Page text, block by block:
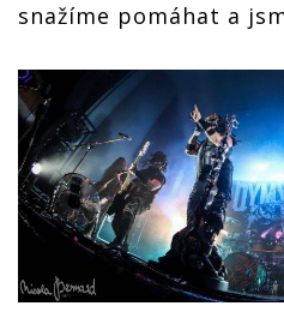
snažíme pomáhat a